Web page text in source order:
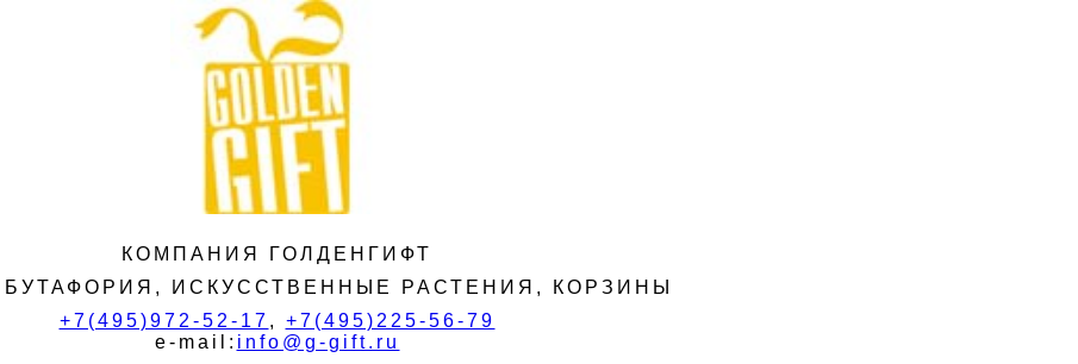
КОМПАНИЯ ГОЛДЕНГИФТ
ИСКУССТВЕННЫЕ РАСТЕНИЯ, КОРЗИНЫ
+7(495)972-52-17 , +7(495)225-56-79
e-mail: info@g-gift.ru